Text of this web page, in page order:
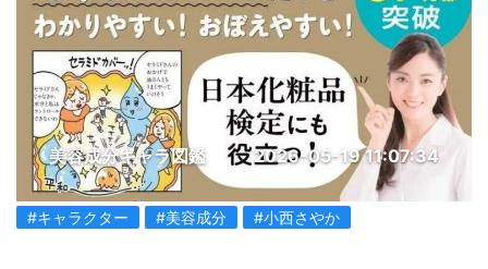
美容成分キャラ図鑑 2026-05-19 11:07:34
#キャラクター #美容成分 #小西さやか